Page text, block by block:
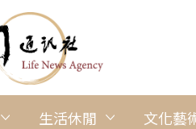
生活休閒 文化藝